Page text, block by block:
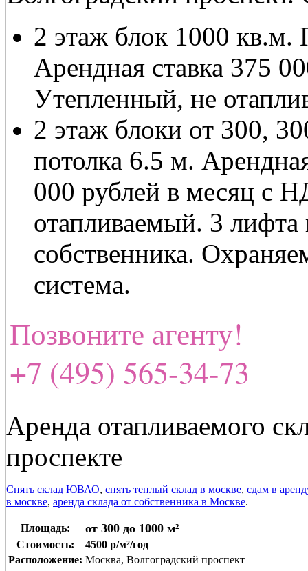
2 этаж блок 1000 кв.м.
Арендная ставка 375
Утепленный, не
2 этаж блоки от 300,
потолка 6.5 м.
000 рублей в месяц с
отапливаемый. 3
собственника.
система.
Позвоните агенту!
+7 (495) 565-34-73
Аренда отапливаемого
проспекте
Снять склад ЮВАО, снять теплый склад в москве, сдам в
в москве, аренда склада от собственника в Москве.
Площадь: от 300 до 1000 м²
Стоимость:
4500 р/м²/год
Расположение: Москва, Волгоградский проспект